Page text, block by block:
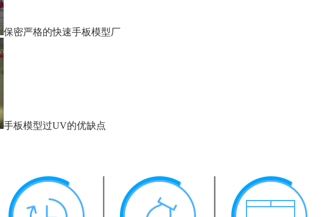
保密严格的快速手板模型厂
手板模型过UV的优缺点